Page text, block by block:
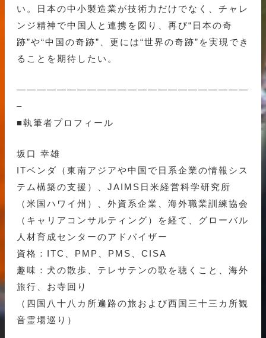
い。日本の中小製造業が技術力だけでなく、チャレ
ンジ精神で中国人と連携を図り、再び“日本の奇
跡”や“中国の奇跡”、更には“世界の奇跡”を実現でき
ることを期待したい。
———————————————————————
–
■執筆者プロフィール
坂口 幸雄
ITベンダ（東南アジアや中国で日系企業の情報シス
テム構築の支援）、JAIMS日米経営科学研究所
（米国ハワイ州）、外資系企業、海外職業訓練協会
（キャリアコンサルティング）を経て、グローバル
人材育成センターのアドバイザー
資格：ITC、PMP、PMS、CISA
趣味：犬の散歩、テレサテンの歌を聴くこと、海外
旅行、お寺回り
（四国八十八カ所遍路の旅および西国三十三カ所観
音霊場巡り）